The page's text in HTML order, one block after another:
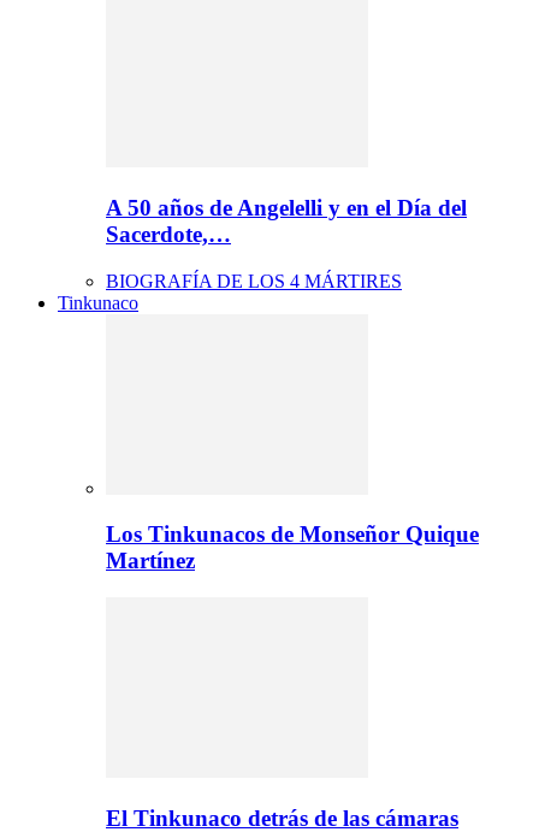
A 50 años de Angelelli y en el Día del
Sacerdote,…
BIOGRAFÍA DE LOS 4 MÁRTIRES
Tinkunaco
Los Tinkunacos de Monseñor Quique
Martínez
El Tinkunaco detrás de las cámaras